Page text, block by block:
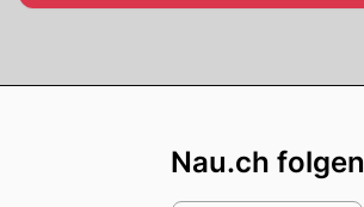
Nau.ch folgen